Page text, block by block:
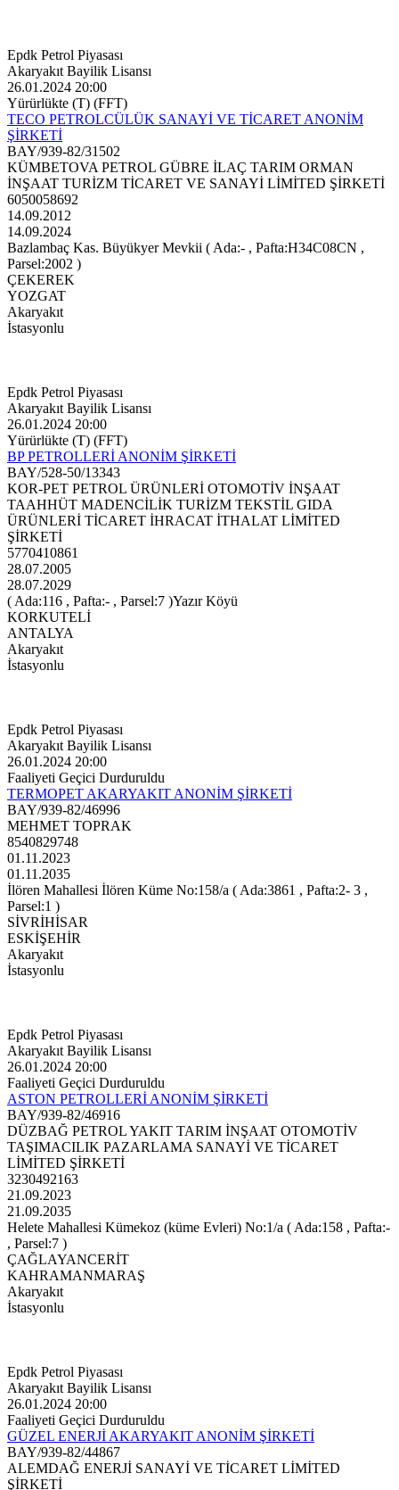
Epdk Petrol Piyasası
Akaryakıt Bayilik Lisansı
26.01.2024 20:00
Yürürlükte (T) (FFT)
TECO PETROLCÜLÜK SANAYİ VE TİCARET ANONİM
ŞİRKETİ
BAY/939-82/31502
KÜMBETOVA PETROL GÜBRE İLAÇ TARIM ORMAN
İNŞAAT TURİZM TİCARET VE SANAYİ LİMİTED ŞİRKETİ
6050058692
14.09.2012
14.09.2024
Bazlambaç Kas. Büyükyer Mevkii ( Ada:- , Pafta:H34C08CN ,
Parsel:2002 )
ÇEKEREK
YOZGAT
Akaryakıt
İstasyonlu
Epdk Petrol Piyasası
Akaryakıt Bayilik Lisansı
26.01.2024 20:00
Yürürlükte (T) (FFT)
BP PETROLLERİ ANONİM ŞİRKETİ
BAY/528-50/13343
KOR-PET PETROL ÜRÜNLERİ OTOMOTİV İNŞAAT
TAAHHÜT MADENCİLİK TURİZM TEKSTİL GIDA
ÜRÜNLERİ TİCARET İHRACAT İTHALAT LİMİTED
ŞİRKETİ
5770410861
28.07.2005
28.07.2029
( Ada:116 , Pafta:- , Parsel:7 )Yazır Köyü
KORKUTELİ
ANTALYA
Akaryakıt
İstasyonlu
Epdk Petrol Piyasası
Akaryakıt Bayilik Lisansı
26.01.2024 20:00
Faaliyeti Geçici Durduruldu
TERMOPET AKARYAKIT ANONİM ŞİRKETİ
BAY/939-82/46996
MEHMET TOPRAK
8540829748
01.11.2023
01.11.2035
İlören Mahallesi İlören Küme No:158/a ( Ada:3861 , Pafta:2- 3 ,
Parsel:1 )
SİVRİHİSAR
ESKİŞEHİR
Akaryakıt
İstasyonlu
Epdk Petrol Piyasası
Akaryakıt Bayilik Lisansı
26.01.2024 20:00
Faaliyeti Geçici Durduruldu
ASTON PETROLLERİ ANONİM ŞİRKETİ
BAY/939-82/46916
DÜZBAĞ PETROL YAKIT TARIM İNŞAAT OTOMOTİV
TAŞIMACILIK PAZARLAMA SANAYİ VE TİCARET
LİMİTED ŞİRKETİ
3230492163
21.09.2023
21.09.2035
Helete Mahallesi Kümekoz (küme Evleri) No:1/a ( Ada:158 , Pafta:-
, Parsel:7 )
ÇAĞLAYANCERİT
KAHRAMANMARAŞ
Akaryakıt
İstasyonlu
Epdk Petrol Piyasası
Akaryakıt Bayilik Lisansı
26.01.2024 20:00
Faaliyeti Geçici Durduruldu
GÜZEL ENERJİ AKARYAKIT ANONİM ŞİRKETİ
BAY/939-82/44867
ALEMDAĞ ENERJİ SANAYİ VE TİCARET LİMİTED
ŞİRKETİ